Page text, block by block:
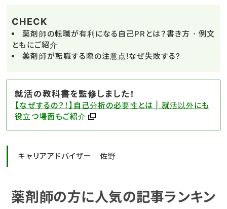
CHECK
薬剤師の転職が有利になる自己PRとは？書き方・例文
ともにご紹介
薬剤師が転職する際の注意点!なぜ失敗する?
就活の教科書を監修しました！
【なぜするの？！】自己分析の必要性とは | 就活以外にも
役立つ場面もご紹介
キャリアアドバイザー 佐野
薬剤師の方に人気の記事ランキン